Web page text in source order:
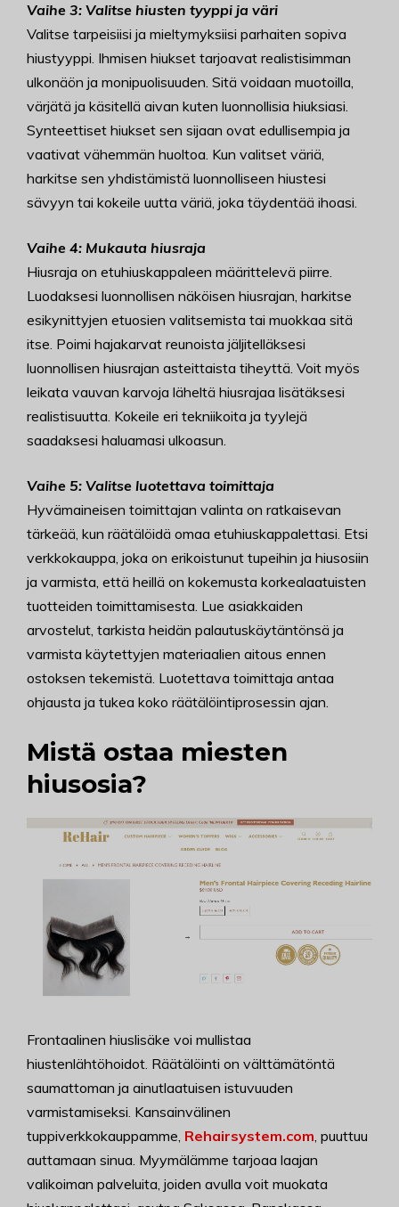
Vaihe 3: Valitse hiusten tyyppi ja väri
Valitse tarpeisiisi ja mieltymyksiisi parhaiten sopiva
hiustyyppi. Ihmisen hiukset tarjoavat realistisimman
ulkonäön ja monipuolisuuden. Sitä voidaan muotoilla,
värjätä ja käsitellä aivan kuten luonnollisia hiuksiasi.
Synteettiset hiukset sen sijaan ovat edullisempia ja
vaativat vähemmän huoltoa. Kun valitset väriä,
harkitse sen yhdistämistä luonnolliseen hiustesi
sävyyn tai kokeile uutta väriä, joka täydentää ihoasi.
Vaihe 4: Mukauta hiusraja
Hiusraja on etuhiuskappaleen määrittelevä piirre.
Luodaksesi luonnollisen näköisen hiusrajan, harkitse
esikynittyjen etuosien valitsemista tai muokkaa sitä
itse. Poimi hajakarvat reunoista jäljitelläksesi
luonnollisen hiusrajan asteittaista tiheyttä. Voit myös
leikata vauvan karvoja läheltä hiusrajaa lisätäksesi
realistisuutta. Kokeile eri tekniikoita ja tyylejä
saadaksesi haluamasi ulkoasun.
Vaihe 5: Valitse luotettava toimittaja
Hyvämaineisen toimittajan valinta on ratkaisevan
tärkeää, kun räätälöidä omaa etuhiuskappalettasi. Etsi
verkkokauppa, joka on erikoistunut tupeihin ja hiusosiin
ja varmista, että heillä on kokemusta korkealaatuisten
tuotteiden toimittamisesta. Lue asiakkaiden
arvostelut, tarkista heidän palautuskäytäntönsä ja
varmista käytettyjen materiaalien aitous ennen
ostoksen tekemistä. Luotettava toimittaja antaa
ohjausta ja tukea koko räätälöintiprosessin ajan.
Mistä ostaa miesten
hiusosia?
Frontaalinen hiuslisäke voi mullistaa
hiustenlähtöhoidot. Räätälöinti on välttämätöntä
saumattoman ja ainutlaatuisen istuvuuden
varmistamiseksi. Kansainvälinen
tuppiverkkokauppamme, Rehairsystem.com , puuttuu
auttamaan sinua. Myymälämme tarjoaa laajan
valikoiman palveluita, joiden avulla voit muokata